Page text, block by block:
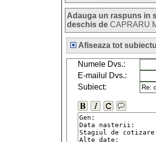
Adauga un raspuns in
deschis de CAPRARU
Afiseaza tot subiectul
Numele Dvs.:
E-mailul Dvs.:
Subiect: